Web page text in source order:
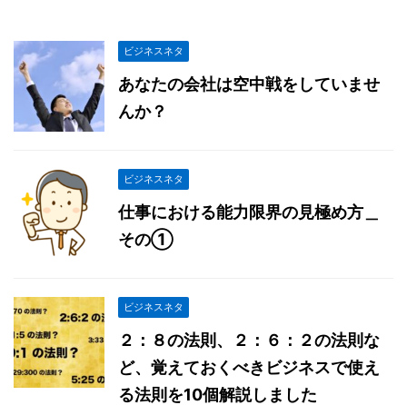
ビジネスネタ
あなたの会社は空中戦をしていませ
んか？
ビジネスネタ
仕事における能力限界の見極め方＿
その①
ビジネスネタ
２：８の法則、２：６：２の法則な
ど、覚えておくべきビジネスで使え
る法則を10個解説しました